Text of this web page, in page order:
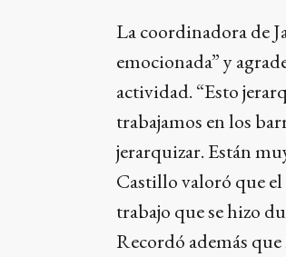
La coordinadora de
emocionada” y
actividad. “Esto
trabajamos en los
jerarquizar. Están
Castillo valoró que
trabajo que se hizo
Recordó además